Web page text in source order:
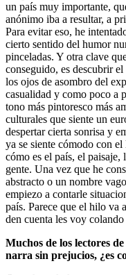
un país muy importante,
anónimo iba a resultar, a
Para evitar eso, he
cierto sentido del humor
pinceladas. Y otra clave
conseguido, es descubrir
los ojos de asombro del
casualidad y como poco a
tono más pintoresco más
culturales que siente un
despertar cierta sonrisa y
ya se siente cómodo con
cómo es el país, el paisaje,
gente. Una vez que he
abstracto o un nombre
empiezo a contarle
país. Parece que el hilo va
den cuenta les voy
Muchos de los lectores
narra sin prejucios, ¿es